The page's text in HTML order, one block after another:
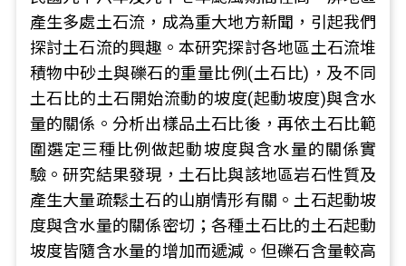
產生多處土石流，成為重大地方新聞，引起我們
探討土石流的興趣。本研究探討各地區土石流堆
積物中砂土與礫石的重量比例(土石比)，及不同
土石比的土石開始流動的坡度(起動坡度)與含水
量的關係。分析出樣品土石比後，再依土石比範
圍選定三種比例做起動坡度與含水量的關係實
驗。研究結果發現，土石比與該地區岩石性質及
產生大量疏鬆土石的山崩情形有關。土石起動坡
度與含水量的關係密切；各種土石比的土石起動
坡度皆隨含水量的增加而遞減。但礫石含量較高